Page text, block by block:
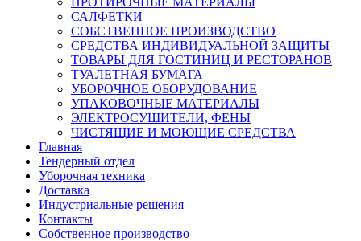
САЛФЕТКИ
СОБСТВЕННОЕ ПРОИЗВОДСТВО
СРЕДСТВА ИНДИВИДУАЛЬНОЙ ЗАЩИТЫ
ТОВАРЫ ДЛЯ ГОСТИНИЦ И РЕСТОРАНОВ
ТУАЛЕТНАЯ БУМАГА
УБОРОЧНОЕ ОБОРУДОВАНИЕ
УПАКОВОЧНЫЕ МАТЕРИАЛЫ
ЭЛЕКТРОСУШИТЕЛИ, ФЕНЫ
ЧИСТЯЩИЕ И МОЮЩИЕ СРЕДСТВА
Главная
Тендерный отдел
Уборочная техника
Доставка
Индустриальные решения
Контакты
Собственное производство